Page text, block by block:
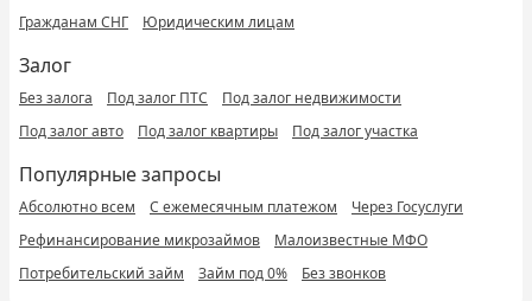
Гражданам СНГ
Юридическим лицам
Залог
Без залога Под залог ПТС
Под залог недвижимости
Под залог авто
Под залог квартиры Под залог участка
Популярные запросы
Абсолютно всем С ежемесячным платежом
Через Госуслуги
Рефинансирование микрозаймов
Малоизвестные МФО
Потребительский займ
Займ под 0% Без звонков